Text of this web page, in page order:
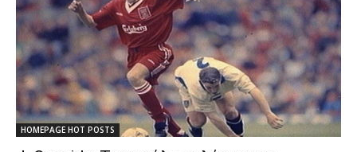
HOMEPAGE HOT POSTS